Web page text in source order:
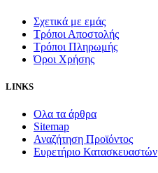
Σχετικά με εμάς
Τρόποι Αποστολής
Τρόποι Πληρωμής
Όροι Χρήσης
LINKS
Ολα τα άρθρα
Sitemap
Αναζήτηση Προϊόντος
Ευρετήριο Κατασκευαστών